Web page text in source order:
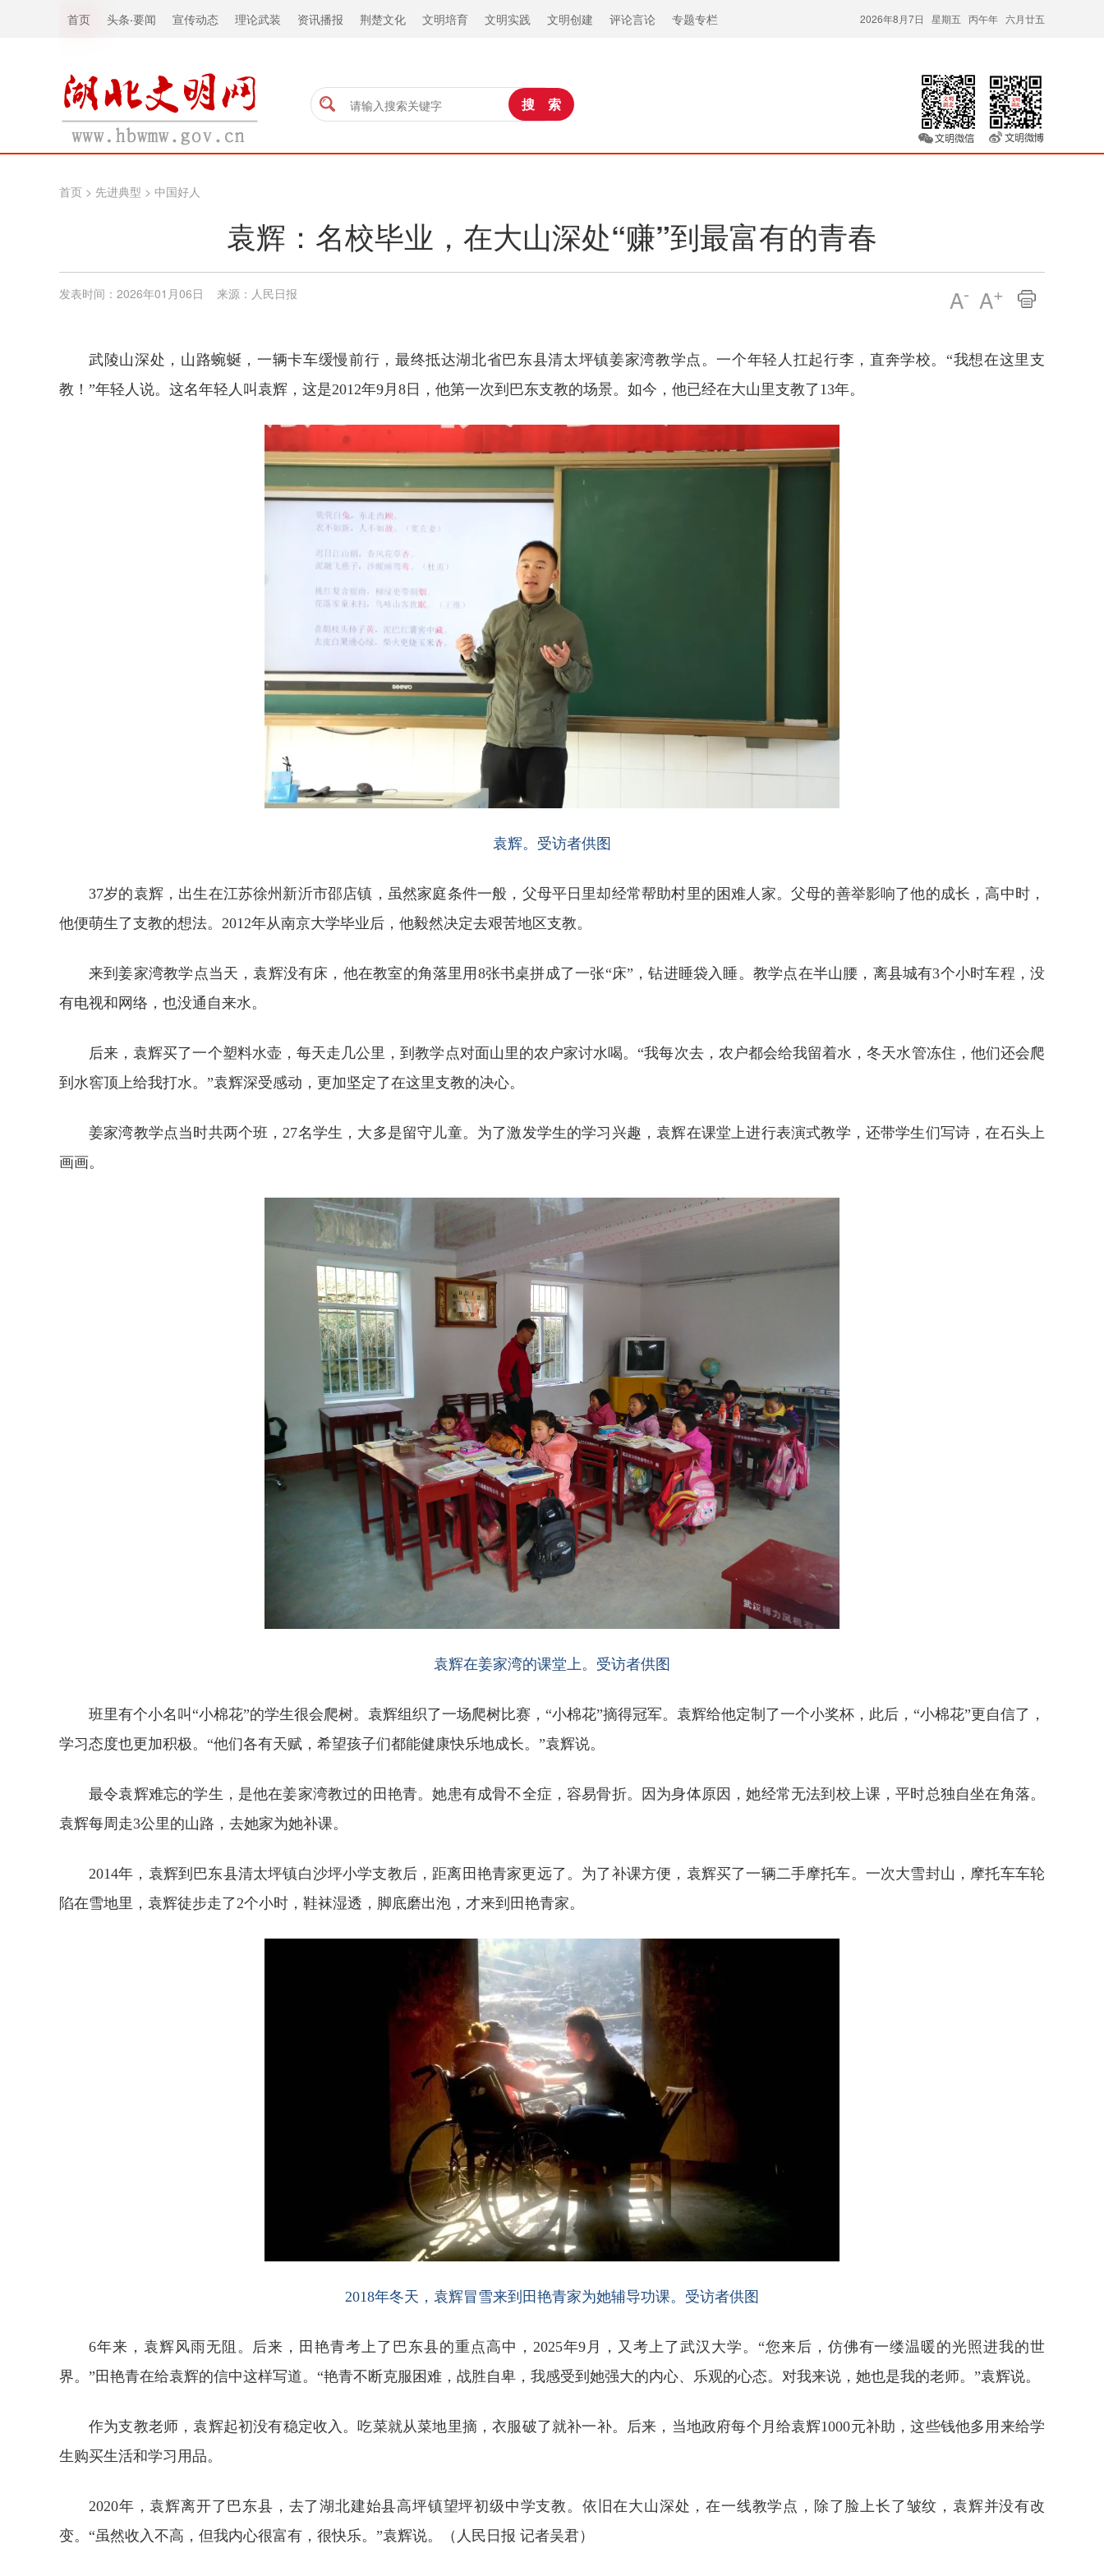
首页 头条·要闻 宣传动态 理论武装 资讯播报 荆楚文化 文明培育 文明实践 文明创建 评论言论 专题专栏 2026年8月7日 星期五 丙午年 六月廿五
首页 > 先进典型 > 中国好人
袁辉：名校毕业，在大山深处“赚”到最富有的青春
A- A+
发表时间：2026年01月06日 来源：人民日报
武陵山深处，山路蜿蜒，一辆卡车缓慢前行，最终抵达湖北省巴东县清太坪镇姜家湾教学点。一个年轻人扛起行李，直奔学校。“我想在这里支
教！”年轻人说。这名年轻人叫袁辉，这是2012年9月8日，他第一次到巴东支教的场景。如今，他已经在大山里支教了13年。
袁辉。受访者供图
37岁的袁辉，出生在江苏徐州新沂市邵店镇，虽然家庭条件一般，父母平日里却经常帮助村里的困难人家。父母的善举影响了他的成长，高中时，
他便萌生了支教的想法。2012年从南京大学毕业后，他毅然决定去艰苦地区支教。
来到姜家湾教学点当天，袁辉没有床，他在教室的角落里用8张书桌拼成了一张“床”，钻进睡袋入睡。教学点在半山腰，离县城有3个小时车程，没
有电视和网络，也没通自来水。
后来，袁辉买了一个塑料水壶，每天走几公里，到教学点对面山里的农户家讨水喝。“我每次去，农户都会给我留着水，冬天水管冻住，他们还会爬
到水窖顶上给我打水。”袁辉深受感动，更加坚定了在这里支教的决心。
姜家湾教学点当时共两个班，27名学生，大多是留守儿童。为了激发学生的学习兴趣，袁辉在课堂上进行表演式教学，还带学生们写诗，在石头上
画画。
袁辉在姜家湾的课堂上。受访者供图
班里有个小名叫“小棉花”的学生很会爬树。袁辉组织了一场爬树比赛，“小棉花”摘得冠军。袁辉给他定制了一个小奖杯，此后，“小棉花”更自信了，
学习态度也更加积极。“他们各有天赋，希望孩子们都能健康快乐地成长。”袁辉说。
最令袁辉难忘的学生，是他在姜家湾教过的田艳青。她患有成骨不全症，容易骨折。因为身体原因，她经常无法到校上课，平时总独自坐在角落。
袁辉每周走3公里的山路，去她家为她补课。
2014年，袁辉到巴东县清太坪镇白沙坪小学支教后，距离田艳青家更远了。为了补课方便，袁辉买了一辆二手摩托车。一次大雪封山，摩托车车轮
陷在雪地里，袁辉徒步走了2个小时，鞋袜湿透，脚底磨出泡，才来到田艳青家。
2018年冬天，袁辉冒雪来到田艳青家为她辅导功课。受访者供图
6年来，袁辉风雨无阻。后来，田艳青考上了巴东县的重点高中，2025年9月，又考上了武汉大学。“您来后，仿佛有一缕温暖的光照进我的世
界。”田艳青在给袁辉的信中这样写道。“艳青不断克服困难，战胜自卑，我感受到她强大的内心、乐观的心态。对我来说，她也是我的老师。”袁辉说。
作为支教老师，袁辉起初没有稳定收入。吃菜就从菜地里摘，衣服破了就补一补。后来，当地政府每个月给袁辉1000元补助，这些钱他多用来给学
生购买生活和学习用品。
2020年，袁辉离开了巴东县，去了湖北建始县高坪镇望坪初级中学支教。依旧在大山深处，在一线教学点，除了脸上长了皱纹，袁辉并没有改
变。“虽然收入不高，但我内心很富有，很快乐。”袁辉说。（ 人民日报 记者吴君）